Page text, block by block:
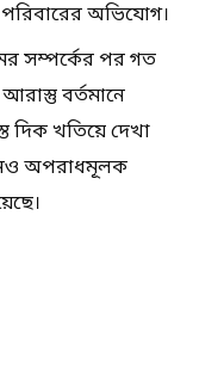
পরিবারের অভিযোগ।
সম্পর্কের পর গত
বর্তমানে
দিক খতিয়ে দেখা
অপরাধমূলক